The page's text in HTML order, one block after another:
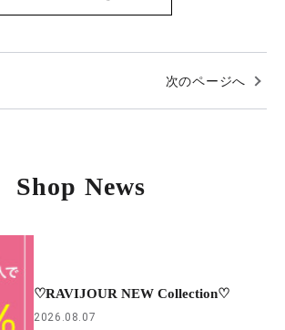
次のページへ
Shop News
♡RAVIJOUR NEW Collection♡
2026.08.07